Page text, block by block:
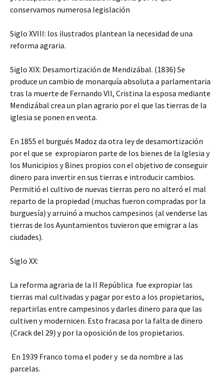
conservamos numerosa legislación
Siglo XVIII: los ilustrados plantean la necesidad de una
reforma agraria.
Siglo XIX: Desamortización de Mendizábal. (1836) Se
produce un cambio de monarquía absoluta a parlamentaria
tras la muerte de Fernando VII, Cristina la esposa mediante
Mendizábal crea un plan agrario por el que las tierras de la
iglesia se ponen en venta.
En 1855 el burgués Madoz da otra ley de desamortización
por el que se expropiaron parte de los bienes de la Iglesia y
los Municipios y Bines propios con el objetivo de conseguir
dinero para invertir en sus tierras e introducir cambios.
Permitió el cultivo de nuevas tierras pero no alteró el mal
reparto de la propiedad (muchas fueron compradas por la
burguesía) y arruinó a muchos campesinos (al venderse las
tierras de los Ayuntamientos tuvieron que emigrar a las
ciudades).
Siglo XX:
La reforma agraria de la II República fue expropiar las
tierras mal cultivadas y pagar por esto a los propietarios,
repartirlas entre campesinos y darles dinero para que las
cultiven y modernicen. Esto fracasa por la falta de dinero
(Crack del 29) y por la oposición de los propietarios.
En 1939 Franco toma el poder y se da nombre a las
parcelas.